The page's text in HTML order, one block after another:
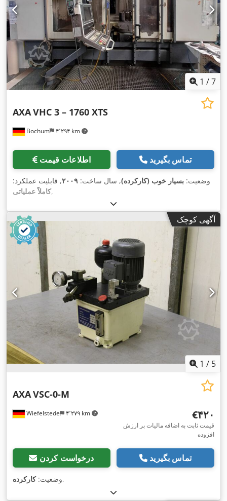
1 /7
Bochum ۴٬۲۹۴ km
AXAVHC 3 – 1760 XTS
اطلاعات قیمت تماس بگیرید
وضعیت: بسیار خوب (کارکرده), سال ساخت: ۲۰۰۹, قابلیت عملکرد:
کاملاً عملیاتی,
آگهی کوچک
1 / 5
Wiefelstede ۴٬۲۷۹ km
AXAVSC-0-M
‎€۴۲۰
قیمت ثابت به اضافه مالیات بر ارزش
افزوده
درخواست کردن تماس بگیرید
وضعیت:کارکرده ,